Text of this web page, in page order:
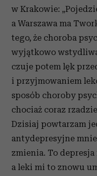
w Krakowie:
a Warszawa ma
tego, że choroba
wyjątkowo
czuje potem lęk
i przyjmowaniem
sposób choroby
chociaż coraz
Dzisiaj powtarzam
antydepresyjne
zmienia. To depresja
a leki mi to znowu